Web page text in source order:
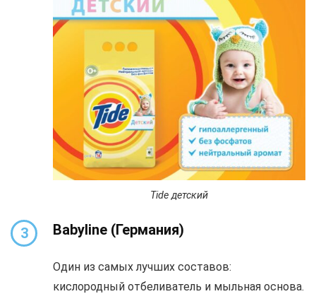
Tide детский
3 Babyline (Германия)
Один из самых лучших составов:
кислородный отбеливатель и мыльная основа.